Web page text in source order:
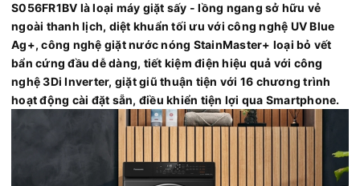
S056FR1BV là loại máy giặt sấy - lồng ngang sở hữu vẻ
ngoài thanh lịch, diệt khuẩn tối ưu với công nghệ UV Blue
Ag+, công nghệ giặt nước nóng StainMaster+ loại bỏ vết
bẩn cứng đầu dễ dàng, tiết kiệm điện hiệu quả với công
nghệ 3Di Inverter, giặt giũ thuận tiện với 16 chương trình
hoạt động cài đặt sẵn, điều khiển tiện lợi qua Smartphone.